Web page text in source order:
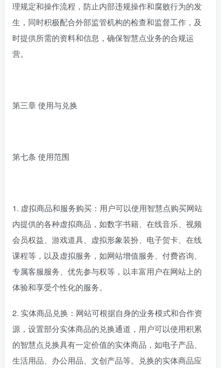
理规定和操作流程，防止内部违规操作和腐败行为的发
生，同时积极配合外部监管机构的检查和监督工作，及
时提供所需的资料和信息，确保智慧点业务的合规运
营。
第三章 使用与兑换
第七条 使用范围
1. 虚拟商品和服务购买：用户可以使用智慧点购买网站
内提供的各种虚拟商品，如数字书籍、在线音乐、视频
会员权益、游戏道具、虚拟形象装扮、电子贺卡、在线
课程等，以及虚拟服务，如网站增值服务、付费咨询、
专属客服服务、优先参与权等，以丰富用户在网站上的
体验和享受个性化的服务。
2. 实体商品兑换：网站可根据自身的业务模式和合作资
源，设置部分实体商品的兑换通道，用户可以使用积累
的智慧点兑换具有一定价值的实体商品，如电子产品、
生活用品、办公用品、文创产品等。兑换的实体商品应